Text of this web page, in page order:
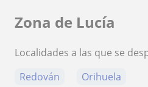
Zona de Lucía
Localidades a las que se
Redován
Orihuela